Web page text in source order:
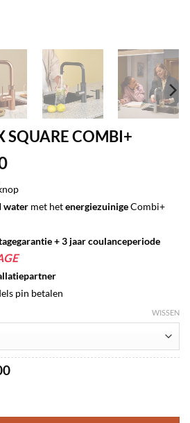
SQUARE COMBI+
water met hetenergiezuinigeCombi+
+ 3 jaar coulanceperiode
pin betalen
WISSEN
Huidige